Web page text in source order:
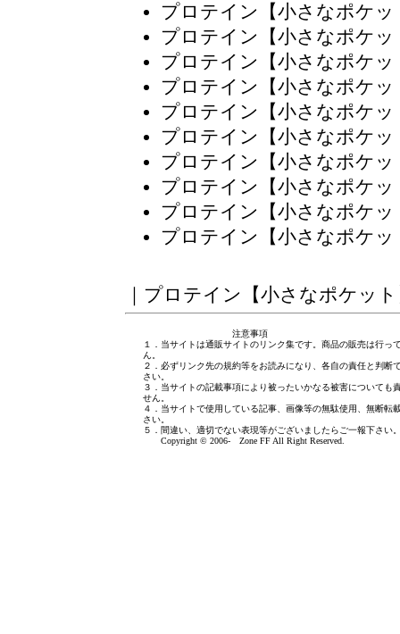
プロテイン【小さなポケ
プロテイン【小さなポケ
プロテイン【小さなポケ
プロテイン【小さなポケ
プロテイン【小さなポケ
プロテイン【小さなポケ
プロテイン【小さなポケ
プロテイン【小さなポケ
プロテイン【小さなポケ
プロテイン【小さなポケ
｜ プロテイン【小さなポケッ
注意事項
１．当サイトは通販サイトのリンク集です。商品の販売は行っ
ん。
２．必ずリンク先の規約等をお読みになり、各自の責任と判断
さい。
３．当サイトの記載事項により被ったいかなる被害についても
せん。
４．当サイトで使用している記事、画像等の無駄使用、無断転
さい。
５．間違い、適切でない表現等がございましたら ご一報下さい
Copyright © 2006- Zone FF All Right Reserved.